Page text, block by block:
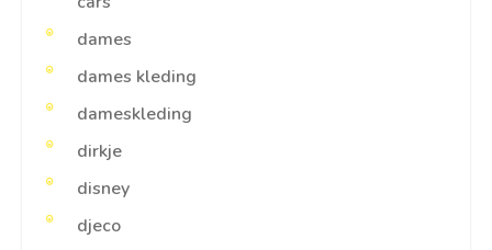
dames
dames kleding
dameskleding
dirkje
disney
djeco